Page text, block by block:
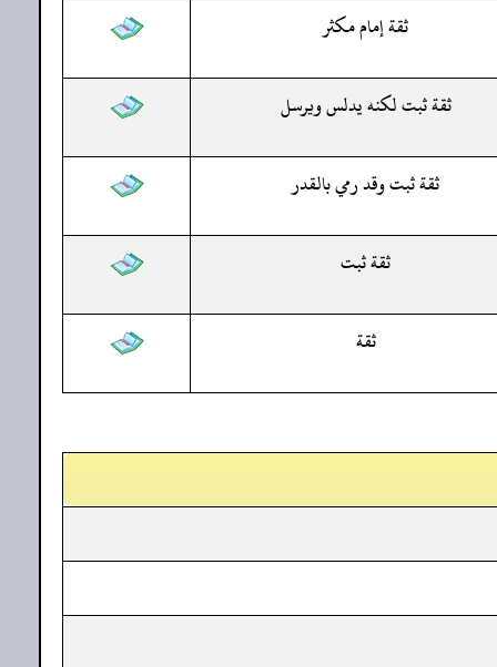
ثقة إمام مكثر
ثقة ثبت لكنه يدلس ويرسل
ثقة ثبت وقد رمي بالقدر
ثقة ثبت
ثقة